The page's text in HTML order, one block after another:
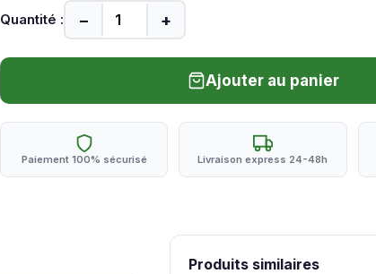
Quantité : − +
Ajouter au panier
Paiement 100% sécurisé Livraison express 24-48h
Produits similaires